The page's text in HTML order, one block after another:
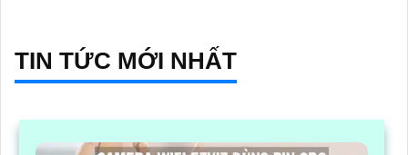
TIN TỨC MỚI NHẤT